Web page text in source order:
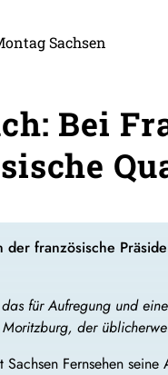
Sachsen
Bei
der französische
für Aufregung und
der
Fernsehen